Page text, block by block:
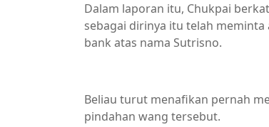
Dalam laporan itu, Chukpai
sebagai dirinya itu telah meminta
bank atas nama Sutrisno.
Beliau turut menafikan pernah
pindahan wang tersebut.